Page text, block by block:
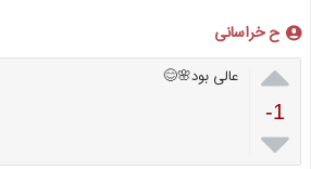
ح خراسانی

-1

عالی بود🌸😊